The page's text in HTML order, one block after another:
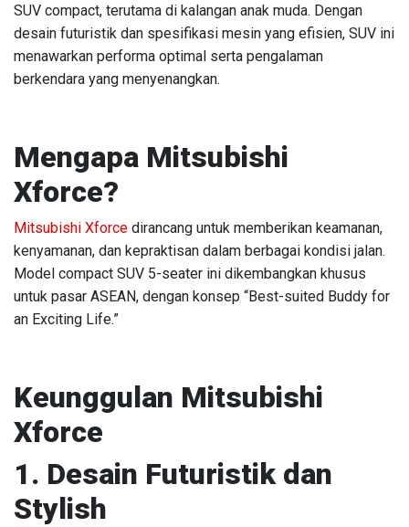
SUV compact, terutama di kalangan anak muda. Dengan
desain futuristik dan spesifikasi mesin yang efisien, SUV ini
menawarkan performa optimal serta pengalaman
berkendara yang menyenangkan.
Mengapa Mitsubishi
Xforce?
Mitsubishi Xforce dirancang untuk memberikan keamanan,
kenyamanan, dan kepraktisan dalam berbagai kondisi jalan.
Model compact SUV 5-seater ini dikembangkan khusus
untuk pasar ASEAN, dengan konsep “Best-suited Buddy for
an Exciting Life.”
Keunggulan Mitsubishi
Xforce
1. Desain Futuristik dan
Stylish